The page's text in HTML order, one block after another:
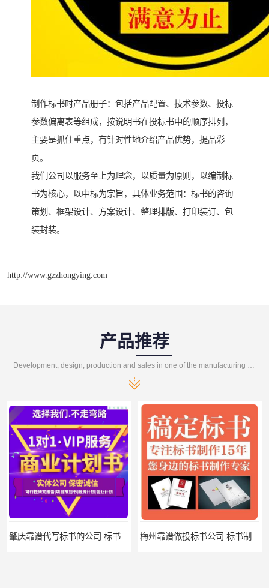
制作标书时产品册子：包括产品配置、技术参数、投标
参数偏离表等组成，按说明书在投标书中的顺序排列，
主要是抓住重点，有针对性地介绍产品优势，提品彩
页。
我们公司以服务至上为理念，以质量为原则，以编制标
书为核心，以中标为宗旨，具体业务范围：标书的咨询
策划、框架设计、方案设计、整理排版、打印装订、包
装封装。
http://www.gzzhongying.com
产品推荐